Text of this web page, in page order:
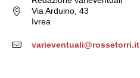
Via Arduino, 43
Ivrea
varieventuali@rossetorri.it